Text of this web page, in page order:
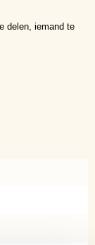
delen, iemand te